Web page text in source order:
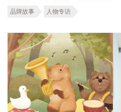
品牌故事 人物专访